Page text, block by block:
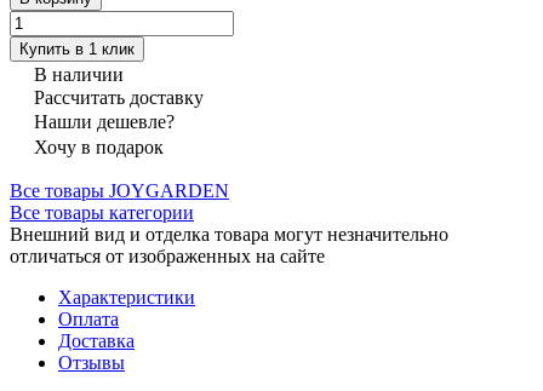
Купить в 1 клик
В наличии
Рассчитать доставку
Нашли дешевле?
Хочу в подарок
Все товары JOYGARDEN
Все товары категории
Внешний вид и отделка товара могут незначительно
отличаться от изображенных на сайте
Характеристики
Оплата
Доставка
Отзывы